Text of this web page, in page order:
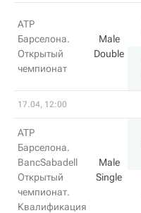
ATP
Барселона.
Открытый
чемпионат
Male
Double
17.04, 12:00
ATP
Барселона.
BancSabadell
Открытый
чемпионат.
Квалификация
Male
Single